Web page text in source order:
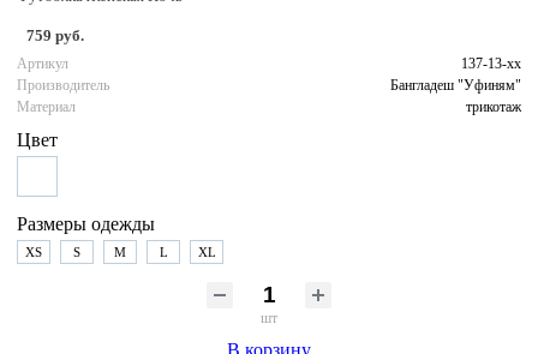
759 руб.
Артикул
137-13-хх
Производитель
Бангладеш "Уфиням"
Материал
трикотаж
Цвет
Размеры одежды
XS S M L XL
шт
В корзину